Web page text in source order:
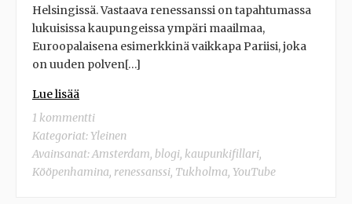
Helsingissä. Vastaava renessanssi on tapahtumassa
lukuisissa kaupungeissa ympäri maailmaa,
Euroopalaisena esimerkkinä vaikkapa Pariisi, joka
on uuden polven[…]
Lue lisää
1 kommentti
Kategoriat: Yleinen
Avainsanat:Amsterdam, blogi, kaupunkifillari,
Kööpenhamina, renessanssi, Tukholma, YouTube